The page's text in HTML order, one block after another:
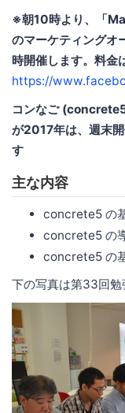
※朝10時より、「
のマーケティングオ
時開催します。料金
https://
コンなご
が2017年は、週末
す
主な内容
concrete5 の
concrete5 の
concrete5 の
下の写真は第33回勉